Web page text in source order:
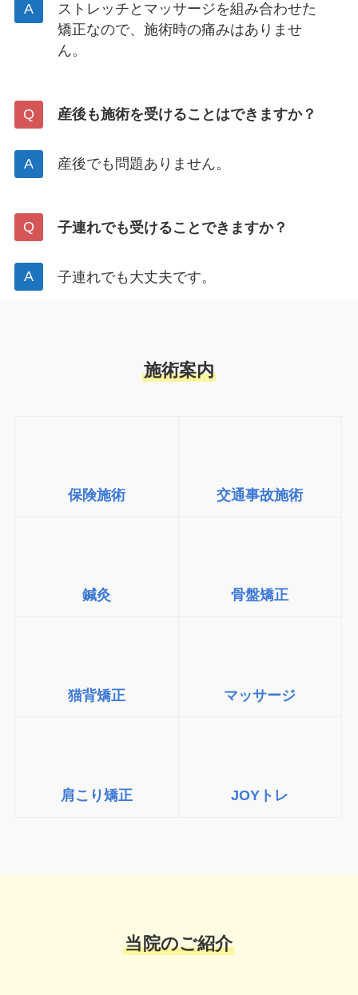
ストレッチとマッサージを組み合わせた
矯正なので、施術時の痛みはありませ
ん。
産後も施術を受けることはできますか？
産後でも問題ありません。
子連れでも受けることできますか？
子連れでも大丈夫です。
施術案内
保険施術 交通事故施術
鍼灸 骨盤矯正
猫背矯正 マッサージ
肩こり矯正 JOYトレ
当院のご紹介